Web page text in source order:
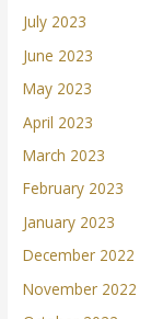
July 2023
June 2023
May 2023
April 2023
March 2023
February 2023
January 2023
December 2022
November 2022